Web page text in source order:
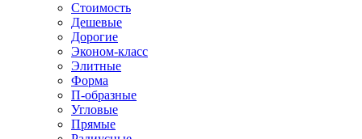
Стоимость
Дешевые
Дорогие
Эконом-класс
Элитные
Форма
П-образные
Угловые
Прямые